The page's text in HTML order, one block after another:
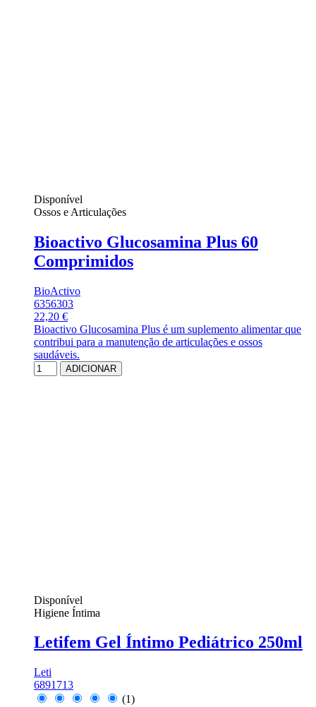
Disponível
Ossos e Articulações
Bioactivo Glucosamina Plus 60
Comprimidos
BioActivo
6356303
22,20 €
Bioactivo Glucosamina Plus é um suplemento alimentar que
contribui para a manutenção de articulações e ossos
saudáveis.
ADICIONAR
Disponível
Higiene Íntima
Letifem Gel Íntimo Pediátrico 250ml
Leti
6891713
(1)